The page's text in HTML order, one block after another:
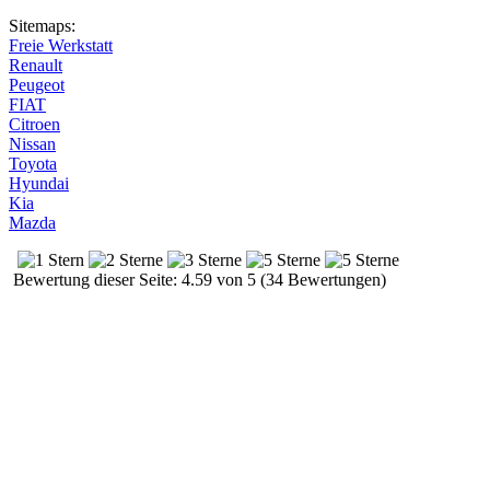
Sitemaps:
Freie Werkstatt
Renault
Peugeot
FIAT
Citroen
Nissan
Toyota
Hyundai
Kia
Mazda
Bewertung dieser Seite: 4.59 von 5 (34 Bewertungen)